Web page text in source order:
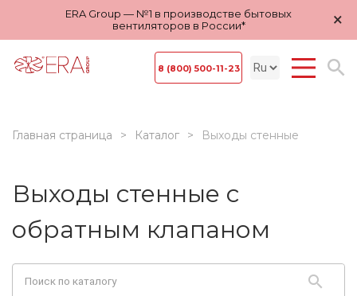
ERA Group — №1 в производстве бытовых
вентиляторов в России*
×
8 (800) 500-11-23
Главная страница Каталог Выходы стенные
Выходы стенные с
обратным клапаном